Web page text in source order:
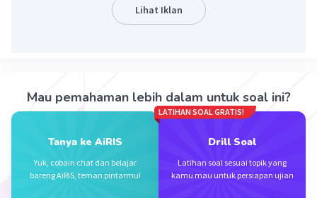
pH = -log [H+]
<=> 6 = -log [H+]
<=> 6 + pOH = 14
<=> pOH = 8
maka [OH¯] = 10
Beri Rating·5.0(1) Balas
Lihat Iklan
Mau pemahaman lebih dalam untuk soal ini?
Tanya ke AiRIS
Yuk, cobain chat dan belajar
bareng AiRIS, teman pintarmu!
LATIHAN SOAL GRATIS!
Drill Soal
Latihan soal sesuai topik yang
kamu mau untuk persiapan ujian